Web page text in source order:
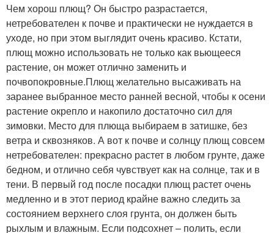
Чем хорош плющ? Он быстро разрастается,
нетребователен к почве и практически не нуждается в
уходе, но при этом выглядит очень красиво. Кстати,
плющ можно использовать не только как вьющееся
растение, он может отлично заменить и
почвопокровные.Плющ желательно высаживать на
заранее выбранное место ранней весной, чтобы к осени
растение окрепло и накопило достаточно сил для
зимовки. Место для плюща выбираем в затишке, без
ветра и сквозняков. А вот к почве и солнцу плющ совсем
нетребователен: прекрасно растет в любом грунте, даже
бедном, и отлично себя чувствует как на солнце, так и в
тени. В первый год после посадки плющ растет очень
медленно и в этот период крайне важно следить за
состоянием верхнего слоя грунта, он должен быть
рыхлым и влажным. Если подсохнет – полить, если